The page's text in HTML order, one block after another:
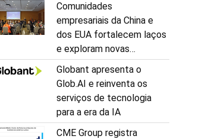
Comunidades
empresariais da China e
dos EUA fortalecem laços
e exploram novas…
Globant apresenta o
Glob.AI e reinventa os
serviços de tecnologia
para a era da IA
CME Group registra